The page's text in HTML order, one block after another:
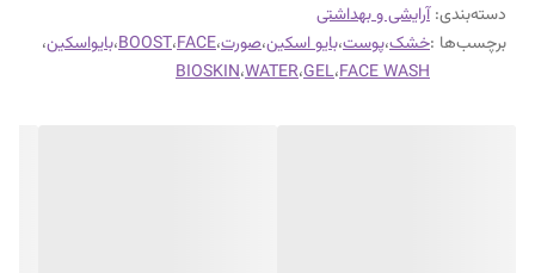
دسته‌بندی:آرایشی و بهداشتی
برچسب‌ها :خشک،پوست،بایو اسکین،صورت،FACE،BOOST،بایواسکین،
FACE WASH،GEL،WATER،BIOSKIN